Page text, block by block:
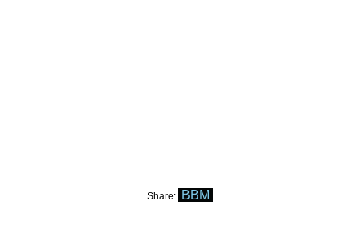
Share: BBM